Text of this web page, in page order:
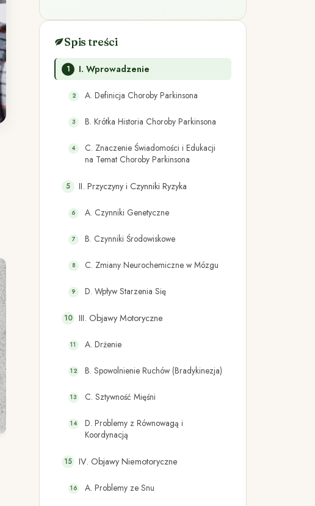
Spis treści
I. Wprowadzenie
A. Definicja Choroby Parkinsona
B. Krótka Historia Choroby Parkinsona
C. Znaczenie Świadomości i Edukacji
na Temat Choroby Parkinsona
II. Przyczyny i Czynniki Ryzyka
A. Czynniki Genetyczne
B. Czynniki Środowiskowe
C. Zmiany Neurochemiczne w Mózgu
D. Wpływ Starzenia Się
III. Objawy Motoryczne
A. Drżenie
B. Spowolnienie Ruchów (Bradykinezja)
C. Sztywność Mięśni
D. Problemy z Równowagą i
Koordynacją
IV. Objawy Niemotoryczne
A. Problemy ze Snu